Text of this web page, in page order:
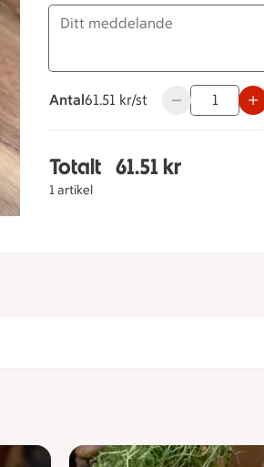
Antal
61.51 kronor styck
61.51 kr/st Använd
Totalt
1 artikel
Totalt 1 stycken
61.51 kr